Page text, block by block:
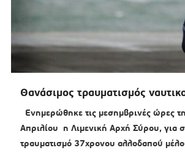
Θανάσιμος τραυματισμός
Ενημερώθηκε τις μεσημβρινές ώρες
Απριλίου η Λιμενική Αρχή Σύρου, για
τραυματισμό 37χρονου αλλοδαπού